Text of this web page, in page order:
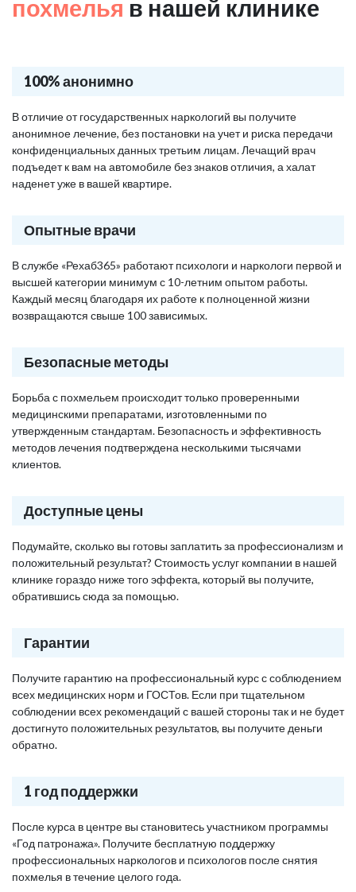
похмелья в нашей клинике
100% анонимно
В отличие от государственных наркологий вы получите
анонимное лечение, без постановки на учет и риска передачи
конфиденциальных данных третьим лицам. Лечащий врач
подъедет к вам на автомобиле без знаков отличия, а халат
наденет уже в вашей квартире.
Опытные врачи
В службе «Рехаб365» работают психологи и наркологи первой и
высшей категории минимум с 10-летним опытом работы.
Каждый месяц благодаря их работе к полноценной жизни
возвращаются свыше 100 зависимых.
Безопасные методы
Борьба с похмельем происходит только проверенными
медицинскими препаратами, изготовленными по
утвержденным стандартам. Безопасность и эффективность
методов лечения подтверждена несколькими тысячами
клиентов.
Доступные цены
Подумайте, сколько вы готовы заплатить за профессионализм и
положительный результат? Стоимость услуг компании в нашей
клинике гораздо ниже того эффекта, который вы получите,
обратившись сюда за помощью.
Гарантии
Получите гарантию на профессиональный курс с соблюдением
всех медицинских норм и ГОСТов. Если при тщательном
соблюдении всех рекомендаций с вашей стороны так и не будет
достигнуто положительных результатов, вы получите деньги
обратно.
1 год поддержки
После курса в центре вы становитесь участником программы
«Год патронажа». Получите бесплатную поддержку
профессиональных наркологов и психологов после снятия
похмелья в течение целого года.